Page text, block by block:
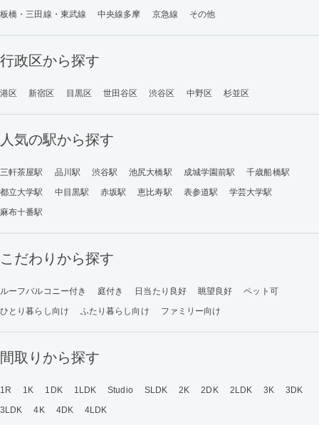
板橋・三田線・東武線
中央線多摩 京急線 その他
行政区から探す
港区 新宿区 目黒区 世田谷区 渋谷区 中野区 杉並区
人気の駅から探す
三軒茶屋駅 品川駅 渋谷駅 池尻大橋駅 成城学園前駅
千歳船橋駅
都立大学駅
中目黒駅 赤坂駅 恵比寿駅 表参道駅
学芸大学駅
麻布十番駅
こだわりから探す
ルーフバルコニー付き 庭付き 日当たり良好 眺望良好
ペット可
ひとり暮らし向け
ふたり暮らし向け ファミリー向け
間取りから探す
1R 1K 1DK 1LDK Studio SLDK 2K 2DK 2LDK 3K
3DK
3LDK
4K 4DK 4LDK